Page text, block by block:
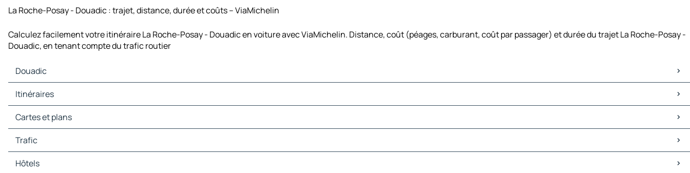
La Roche-Posay - Douadic : trajet, distance, durée et coûts – ViaMichelin
Calculez facilement votre itinéraire La Roche-Posay - Douadic en voiture avec ViaMichelin. Distance, coût (péages, carburant, coût par passager) et durée du trajet La Roche-Posay -
Douadic, en tenant compte du trafic routier
Douadic
Douadic Cartes et plans
Douadic Trafic
Douadic Hôtels
Douadic Restaurants
Douadic Stations-service
Itinéraires
Itinéraires Douadic - Rosnay
Itinéraires Douadic - Le Blanc
Itinéraires Douadic - Fontgombault
Itinéraires Douadic - Azay-le-Ferron
Itinéraires Douadic - Pouligny-Saint-Pierre
Itinéraires Douadic - Ruffec
Cartes et plans
Cartes et plans Rosnay
Cartes et plans Le Blanc
Cartes et plans Fontgombault
Cartes et plans Azay-le-Ferron
Trafic
Trafic Rosnay
Trafic Le Blanc
Hôtels